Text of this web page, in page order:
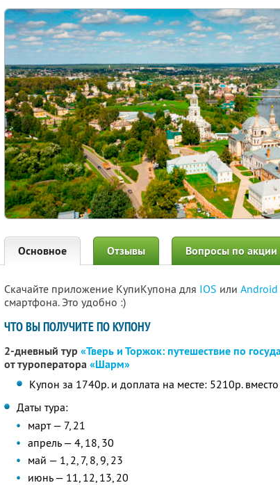
Основное Отзывы Вопросы по акции
Скачайте приложение КупиКупона для IOS или Android
смартфона. Это удобно :)
ЧТО ВЫ ПОЛУЧИТЕ ПО КУПОНУ
2-дневный тур «Тверь и Торжок: путешествие по
от туроператора«Шарм»
Купон за 1740р. и доплата на месте: 5210р.
Даты тура:
март — 7, 21
апрель — 4, 18, 30
май — 1, 2, 7, 8, 9, 23
июнь — 11, 12, 13, 20